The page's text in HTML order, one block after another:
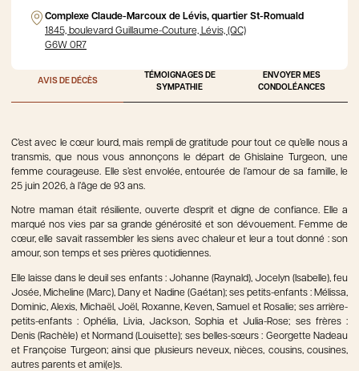
Complexe Claude-Marcoux de Lévis, quartier St-Romuald
1845, boulevard Guillaume-Couture, Lévis, (QC)
G6W 0R7
AVIS DE DÉCÈS
TÉMOIGNAGES DE
SYMPATHIE
ENVOYER MES
CONDOLÉANCES
C’est avec le cœur lourd, mais rempli de gratitude pour tout ce qu’elle nous a
transmis, que nous vous annonçons le départ de Ghislaine Turgeon, une
femme courageuse. Elle s’est envolée, entourée de l’amour de sa famille, le
25 juin 2026, à l’âge de 93 ans.
Notre maman était résiliente, ouverte d’esprit et digne de confiance. Elle a
marqué nos vies par sa grande générosité et son dévouement. Femme de
cœur, elle savait rassembler les siens avec chaleur et leur a tout donné : son
amour, son temps et ses prières quotidiennes.
Elle laisse dans le deuil ses enfants : Johanne (Raynald), Jocelyn (Isabelle), feu
Josée, Micheline (Marc), Dany et Nadine (Gaétan); ses petits-enfants : Mélissa,
Dominic, Alexis, Michaël, Joël, Roxanne, Keven, Samuel et Rosalie; ses arrière-
petits-enfants : Ophélia, Livia, Jackson, Sophia et Julia-Rose; ses frères :
Denis (Rachèle) et Normand (Louisette); ses belles-sœurs : Georgette Nadeau
et Françoise Turgeon; ainsi que plusieurs neveux, nièces, cousins, cousines,
autres parents et ami(e)s.